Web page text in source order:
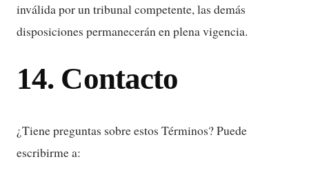
inválida por un tribunal competente, las demás
disposiciones permanecerán en plena vigencia.
14. Contacto
¿Tiene preguntas sobre estos Términos? Puede
escribirme a: